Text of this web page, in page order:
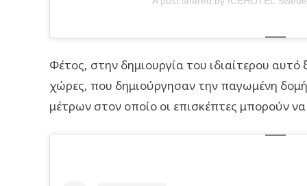
Φέτος, στην δημιουργία του ιδιαίτερου
χώρες, που δημιούργησαν την παγωμένη
μέτρων στον οποίο οι επισκέπτες μπορούν